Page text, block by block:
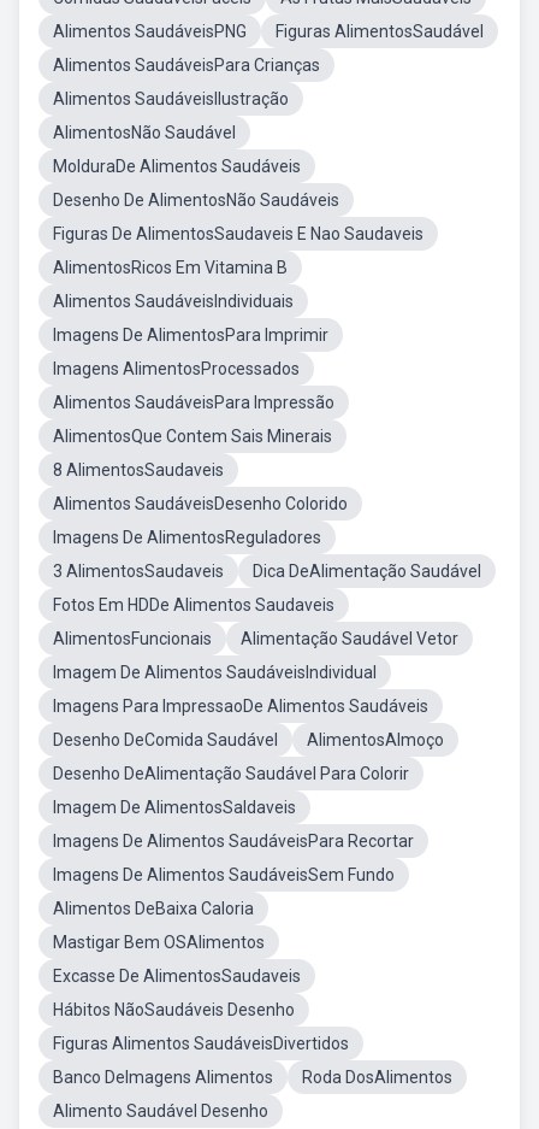
Alimentos SaudáveisPNG
Figuras AlimentosSaudável
Alimentos SaudáveisPara Crianças
Alimentos SaudáveisIlustração
AlimentosNão Saudável
MolduraDe Alimentos Saudáveis
Desenho De AlimentosNão Saudáveis
Figuras De AlimentosSaudaveis E Nao Saudaveis
AlimentosRicos Em Vitamina B
Alimentos SaudáveisIndividuais
Imagens De AlimentosPara Imprimir
Imagens AlimentosProcessados
Alimentos SaudáveisPara Impressão
AlimentosQue Contem Sais Minerais
8 AlimentosSaudaveis
Alimentos SaudáveisDesenho Colorido
Imagens De AlimentosReguladores
3 AlimentosSaudaveis
Dica DeAlimentação Saudável
Fotos Em HDDe Alimentos Saudaveis
AlimentosFuncionais
Alimentação Saudável Vetor
Imagem De Alimentos SaudáveisIndividual
Imagens Para ImpressaoDe Alimentos Saudáveis
Desenho DeComida Saudável
AlimentosAlmoço
Desenho DeAlimentação Saudável Para Colorir
Imagem De AlimentosSaldaveis
Imagens De Alimentos SaudáveisPara Recortar
Imagens De Alimentos SaudáveisSem Fundo
Alimentos DeBaixa Caloria
Mastigar Bem OSAlimentos
Excasse De AlimentosSaudaveis
Hábitos NãoSaudáveis Desenho
Figuras Alimentos SaudáveisDivertidos
Banco DeImagens Alimentos
Roda DosAlimentos
Alimento Saudável Desenho